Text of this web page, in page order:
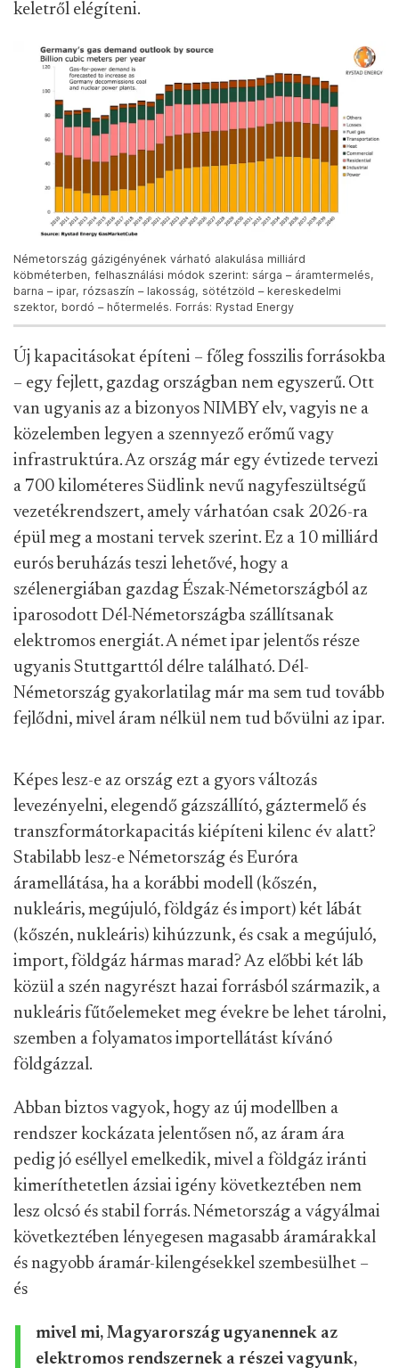
keletről elégíteni.
Németország gázigényének várható alakulása milliárd
köbméterben, felhasználási módok szerint: sárga – áramtermelés,
barna – ipar, rózsaszín – lakosság, sötétzöld – kereskedelmi
szektor, bordó – hőtermelés. Forrás: Rystad Energy
Új kapacitásokat építeni – főleg fosszilis forrásokba
– egy fejlett, gazdag országban nem egyszerű. Ott
van ugyanis az a bizonyos NIMBY elv, vagyis ne a
közelemben legyen a szennyező erőmű vagy
infrastruktúra. Az ország már egy évtizede tervezi
a 700 kilométeres Südlink nevű nagyfeszültségű
vezetékrendszert, amely várhatóan csak 2026-ra
épül meg a mostani tervek szerint. Ez a 10 milliárd
eurós beruházás teszi lehetővé, hogy a
szélenergiában gazdag Észak-Németországból az
iparosodott Dél-Németországba szállítsanak
elektromos energiát. A német ipar jelentős része
ugyanis Stuttgarttól délre található. Dél-
Németország gyakorlatilag már ma sem tud tovább
fejlődni, mivel áram nélkül nem tud bővülni az ipar.
Képes lesz-e az ország ezt a gyors változás
levezényelni, elegendő gázszállító, gáztermelő és
transzformátorkapacitás kiépíteni kilenc év alatt?
Stabilabb lesz-e Németország és Euróra
áramellátása, ha a korábbi modell (kőszén,
nukleáris, megújuló, földgáz és import) két lábát
(kőszén, nukleáris) kihúzzunk, és csak a megújuló,
import, földgáz hármas marad? Az előbbi két láb
közül a szén nagyrészt hazai forrásból származik, a
nukleáris fűtőelemeket meg évekre be lehet tárolni,
szemben a folyamatos importellátást kívánó
földgázzal.
Abban biztos vagyok, hogy az új modellben a
rendszer kockázata jelentősen nő, az áram ára
pedig jó eséllyel emelkedik, mivel a földgáz iránti
kimeríthetetlen ázsiai igény következtében nem
lesz olcsó és stabil forrás. Németország a vágyálmai
következtében lényegesen magasabb áramárakkal
és nagyobb áramár-kilengésekkel szembesülhet –
és
mivel mi, Magyarország ugyanennek az
elektromos rendszernek a részei vagyunk,